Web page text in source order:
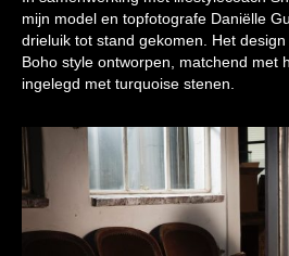
mijn model en topfotografe Daniëlle
drieluik tot stand gekomen. Het
Boho style ontworpen, matchend met
ingelegd met turquoise stenen.